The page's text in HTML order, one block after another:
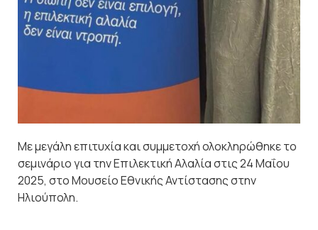
Με μεγάλη επιτυχία και συμμετοχή ολοκληρώθηκε το
σεμινάριο για την Επιλεκτική Αλαλία στις 24 Μαΐου
2025, στο Μουσείο Εθνικής Αντίστασης στην
Ηλιούπολη.